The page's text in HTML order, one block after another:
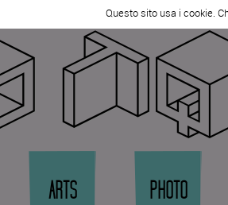
Tweet
ARTS PHOTO
Questo sito usa i cookie.